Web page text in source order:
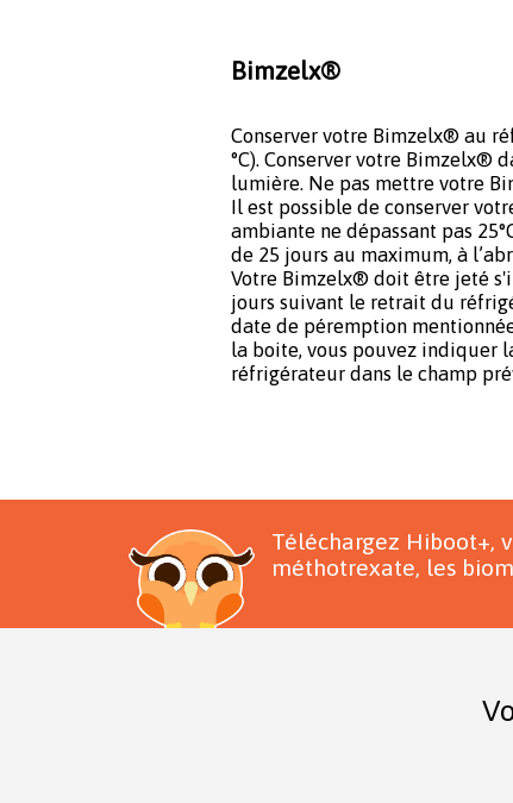
Bimzelx®
Conserver votre Bimzelx® au
°C). Conserver votre Bimzelx®
lumière. Ne pas mettre votre
Il est possible de conserver
ambiante ne dépassant pas
de 25 jours au maximum, à
Votre Bimzelx® doit être jeté
jours suivant le retrait du
date de péremption
la boite, vous pouvez indiquer
réfrigérateur dans le champ
Téléchargez Hiboot+,
méthotrexate, les